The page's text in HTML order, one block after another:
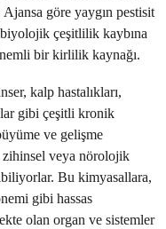
Ajansa göre yaygın pestisit
çeşitlilik kaybına
bir kirlilik kaynağı.
kalp hastalıkları,
gibi çeşitli kronik
ve gelişme
veya nörolojik
Bu kimyasallara,
gibi hassas
olan organ ve sistemler